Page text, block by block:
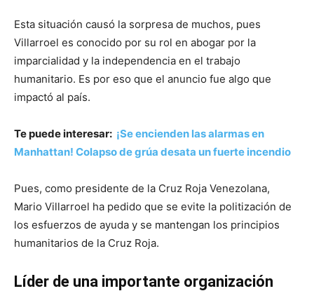
Esta situación causó la sorpresa de muchos, pues
Villarroel es conocido por su rol en abogar por la
imparcialidad y la independencia en el trabajo
humanitario. Es por eso que el anuncio fue algo que
impactó al país.
Te puede interesar: ¡Se encienden las alarmas en
Manhattan! Colapso de grúa desata un fuerte incendio
Pues, como presidente de la Cruz Roja Venezolana,
Mario Villarroel ha pedido que se evite la politización de
los esfuerzos de ayuda y se mantengan los principios
humanitarios de la Cruz Roja.
Líder de una importante organización